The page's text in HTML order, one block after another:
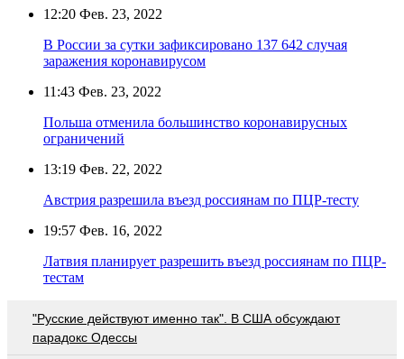
12:20 Фев. 23, 2022
В России за сутки зафиксировано 137 642 случая
заражения коронавирусом
11:43 Фев. 23, 2022
Польша отменила большинство коронавирусных
ограничений
13:19 Фев. 22, 2022
Австрия разрешила въезд россиянам по ПЦР-тесту
19:57 Фев. 16, 2022
Латвия планирует разрешить въезд россиянам по ПЦР-
тестам
"Русские действуют именно так". В США обсуждают
парадокс Одессы